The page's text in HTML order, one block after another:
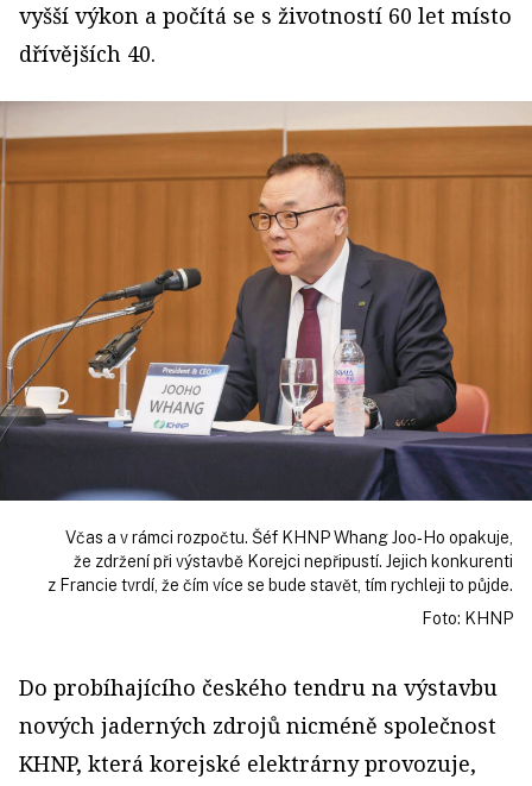
vyšší výkon a počítá se s životností 60 let místo
dřívějších 40.
Včas a v rámci rozpočtu. Šéf KHNP Whang Joo‑Ho opakuje,
že zdržení při výstavbě Korejci nepřipustí. Jejich konkurenti
z Francie tvrdí, že čím více se bude stavět, tím rychleji to půjde.
Foto: KHNP
Do probíhajícího českého tendru na výstavbu
nových jaderných zdrojů nicméně společnost
KHNP, která korejské elektrárny provozuje,